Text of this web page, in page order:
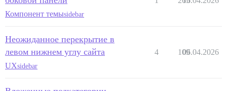
Компонент темыsidebar
Неожиданное перекрытие в
левом нижнем углу сайта
UXsidebar
4 109
06.04.2026